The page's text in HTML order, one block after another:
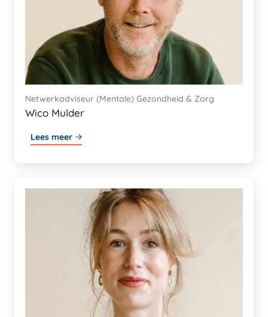
Wico Mulder
Netwerkadviseur (Mentale) Gezondheid & Zorg
Lees meer